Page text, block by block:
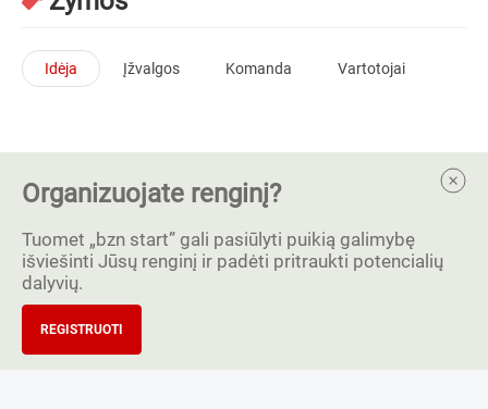
Idėja Įžvalgos Komanda Vartotojai
Organizuojate renginį?
Tuomet „bzn start” gali pasiūlyti puikią galimybę
išviešinti Jūsų renginį ir padėti pritraukti potencialių
dalyvių.
REGISTRUOTI